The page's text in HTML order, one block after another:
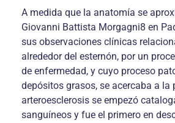
A medida que la anatomía se
Giovanni Battista Morgagni8 en
sus observaciones clínicas
alrededor del esternón, por un
de enfermedad, y cuyo proceso
depósitos grasos, se acercaba a
arteroesclerosis se empezó
sanguíneos y fue el primero en